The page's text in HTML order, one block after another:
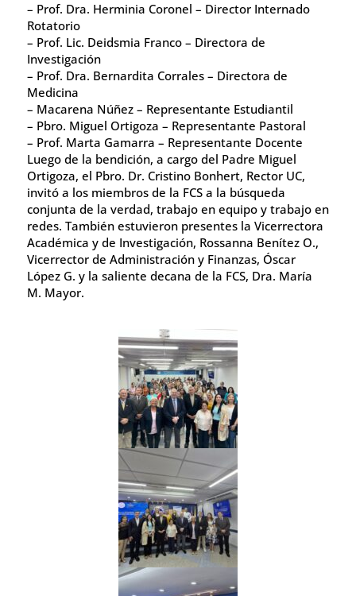
– Prof. Dra. Herminia Coronel – Director Internado
Rotatorio
– Prof. Lic. Deidsmia Franco – Directora de
Investigación
– Prof. Dra. Bernardita Corrales – Directora de
Medicina
– Macarena Núñez – Representante Estudiantil
– Pbro. Miguel Ortigoza – Representante Pastoral
– Prof. Marta Gamarra – Representante Docente
Luego de la bendición, a cargo del Padre Miguel
Ortigoza, el Pbro. Dr. Cristino Bonhert, Rector UC,
invitó a los miembros de la FCS a la búsqueda
conjunta de la verdad, trabajo en equipo y trabajo en
redes. También estuvieron presentes la Vicerrectora
Académica y de Investigación, Rossanna Benítez O.,
Vicerrector de Administración y Finanzas, Óscar
López G. y la saliente decana de la FCS, Dra. María
M. Mayor.